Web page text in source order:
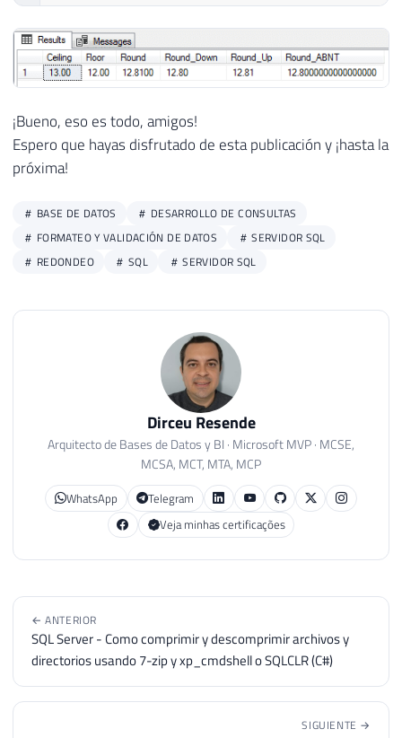
¡Bueno, eso es todo, amigos!
Espero que hayas disfrutado de esta publicación y ¡hasta la
próxima!
BASE DE DATOS
DESARROLLO DE CONSULTAS
FORMATEO Y VALIDACIÓN DE DATOS
SERVIDOR SQL
REDONDEO
SQL SERVIDOR SQL
Dirceu Resende
Arquitecto de Bases de Datos y BI · Microsoft MVP · MCSE,
MCSA, MCT, MTA, MCP
WhatsApp
Telegram
Veja minhas certificações
← ANTERIOR
SQL Server - Como comprimir y descomprimir archivos y
directorios usando 7-zip y xp_cmdshell o SQLCLR (C#)
SIGUIENTE →